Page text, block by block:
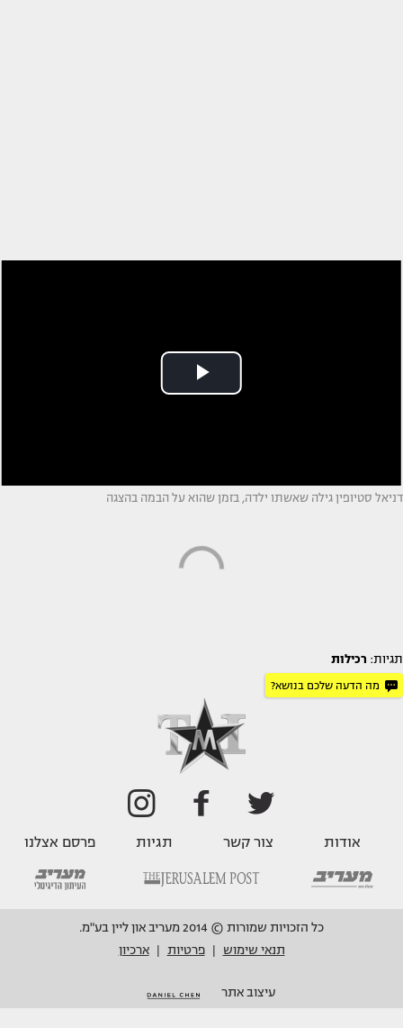
דניאל סטיופין גילה שאשתו ילדה, בזמן שהוא על הבמה בהצגה
תגיות: רכילות
מה הדעה שלכם בנושא?
אודות צור קשר תגיות פרסם אצלנו
כל הזכויות שמורות © 2014 מעריב און ליין בע"מ.
תנאי שימוש
פרטיות ארכיון
עיצוב אתר